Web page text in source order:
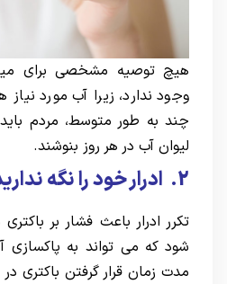
هیچ توصیه مشخصی برای
وجود ندارد، زیرا آب مورد
چند به طور متوسط​​، مردم
لیوان آب در هر روز بنوشند.
2. ادرار خود را نگه ندارید
تکرر ادرار باعث فشار بر
شود که می تواند به
مدت زمان قرار گرفتن باکتری